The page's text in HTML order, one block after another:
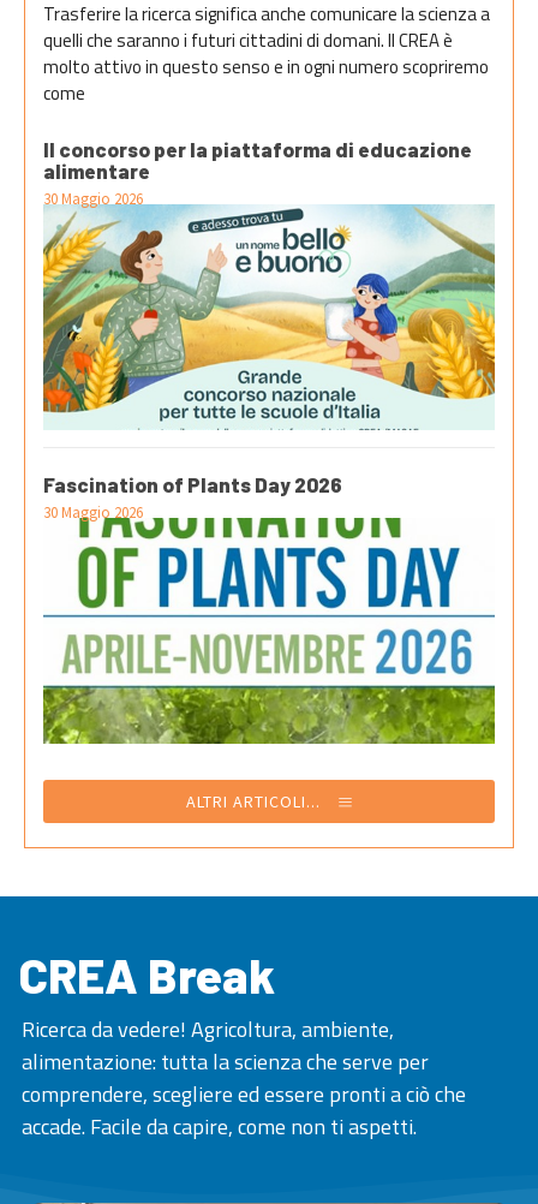
Trasferire la ricerca significa anche comunicare la scienza a
quelli che saranno i futuri cittadini di domani. Il CREA è
molto attivo in questo senso e in ogni numero scopriremo
come
Il concorso per la piattaforma di educazione
alimentare
30 Maggio 2026
Fascination of Plants Day 2026
30 Maggio 2026
ALTRI ARTICOLI...
CREA Break
Ricerca da vedere! Agricoltura, ambiente,
alimentazione: tutta la scienza che serve per
comprendere, scegliere ed essere pronti a ciò che
accade. Facile da capire, come non ti aspetti.